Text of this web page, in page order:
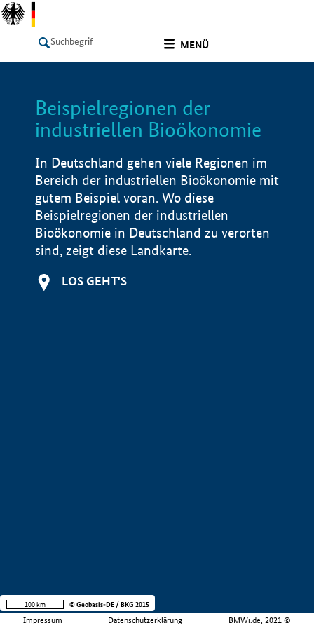
MENÜ
LISTE
Beispielregionen der
industriellen Bioökonomie
In Deutschland gehen viele Regionen im
Bereich der industriellen Bioökonomie mit
gutem Beispiel voran. Wo diese
Beispielregionen der industriellen
Bioökonomie in Deutschland zu verorten
sind, zeigt diese Landkarte.
LOS GEHT'S
Impressum Datenschutzerklärung BMWi.de, 2021 ©
100 km © Geobasis-DE / BKG 2015